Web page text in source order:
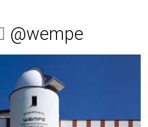
@wempe